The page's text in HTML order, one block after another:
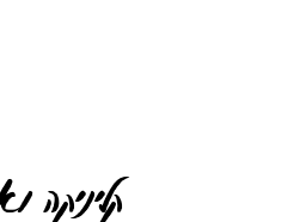
קליניקה